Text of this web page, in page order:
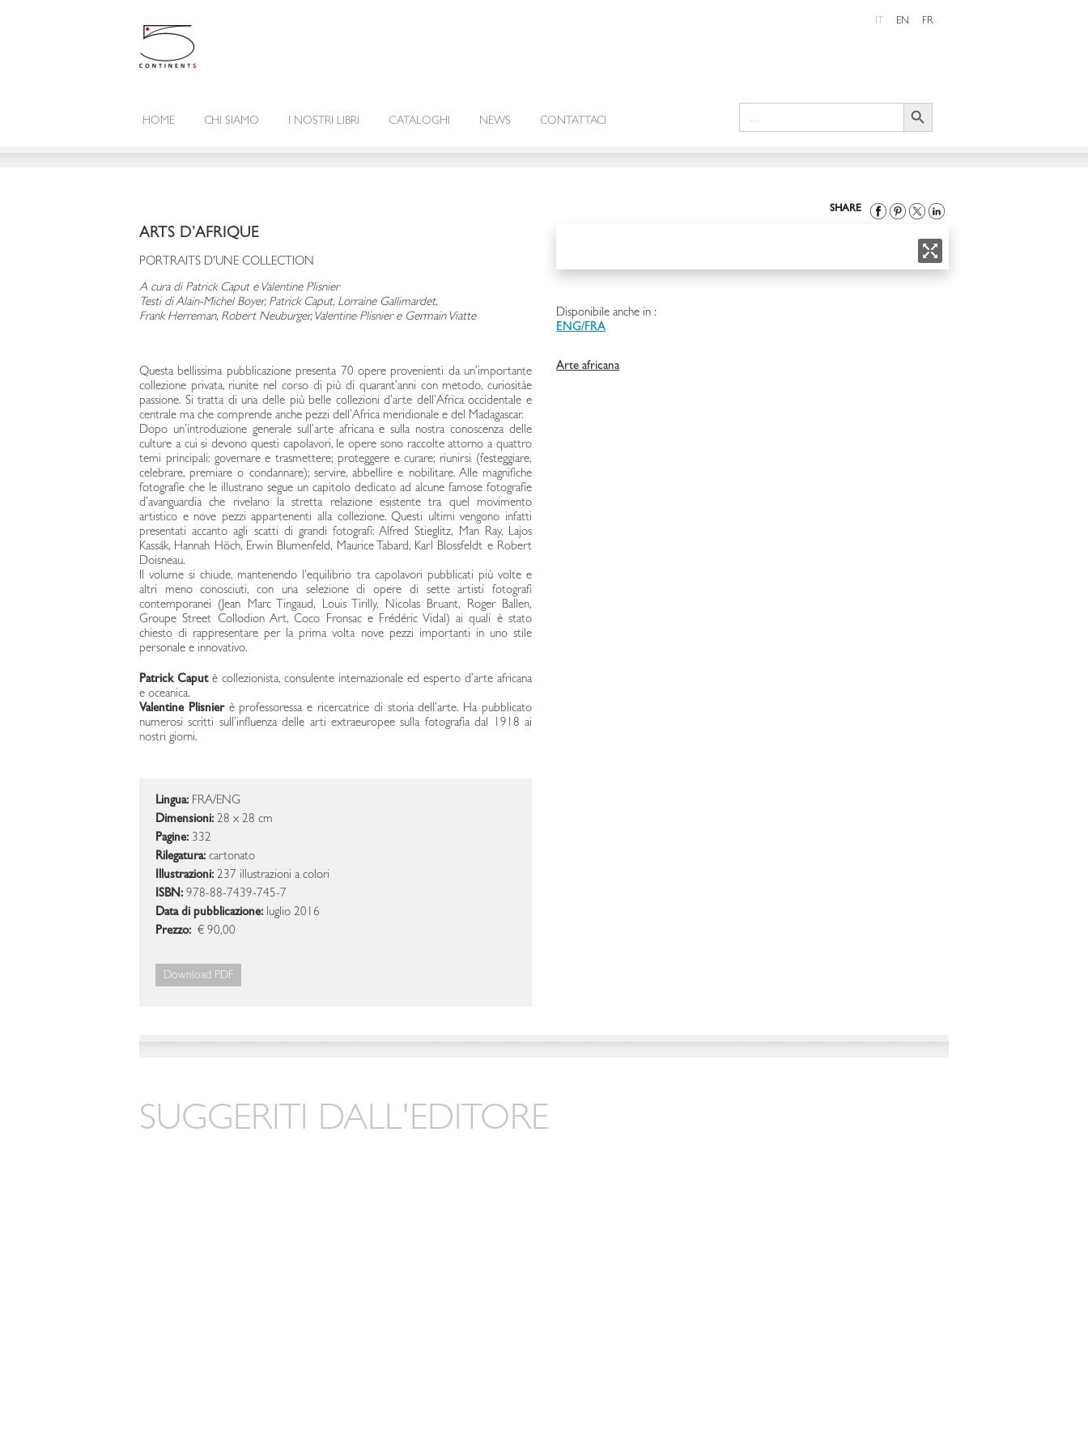
IT EN FR
HOME CHI SIAMO I NOSTRI LIBRI CATALOGHI NEWS CONTATTACI
Search Button
SHARE
ARTS D’AFRIQUE
PORTRAITS D'UNE COLLECTION
A cura di Patrick Caput e Valentine Plisnier
Testi di Alain-Michel Boyer, Patrick Caput, Lorraine Gallimardet,
Frank Herreman, Robert Neuburger, Valentine Plisnier e Germain Viatte
Questa bellissima pubblicazione presenta 70 opere provenienti da un’importante
collezione privata, riunite nel corso di più di quarant’anni con metodo, curiositàe
passione. Si tratta di una delle più belle collezioni d’arte dell’Africa occidentale e
centrale ma che comprende anche pezzi dell’Africa meridionale e del Madagascar.
Dopo un’introduzione generale sull’arte africana e sulla nostra conoscenza delle
culture a cui si devono questi capolavori, le opere sono raccolte attorno a quattro
temi principali: governare e trasmettere; proteggere e curare; riunirsi (festeggiare,
celebrare, premiare o condannare); servire, abbellire e nobilitare. Alle magnifiche
fotografie che le illustrano segue un capitolo dedicato ad alcune famose fotografie
d’avanguardia che rivelano la stretta relazione esistente tra quel movimento
artistico e nove pezzi appartenenti alla collezione. Questi ultimi vengono infatti
presentati accanto agli scatti di grandi fotografi: Alfred Stieglitz, Man Ray, Lajos
Kassák, Hannah Höch, Erwin Blumenfeld, Maurice Tabard, Karl Blossfeldt e Robert
Doisneau.
Il volume si chiude, mantenendo l’equilibrio tra capolavori pubblicati più volte e
altri meno conosciuti, con una selezione di opere di sette artisti fotografi
contemporanei (Jean Marc Tingaud, Louis Tirilly, Nicolas Bruant, Roger Ballen,
Groupe Street Collodion Art, Coco Fronsac e Frédéric Vidal) ai quali è stato
chiesto di rappresentare per la prima volta nove pezzi importanti in uno stile
personale e innovativo.
Patrick Caputè collezionista, consulente internazionale ed esperto d’arte africana
e oceanica.
Valentine Plisnierè professoressa e ricercatrice di storia dell’arte. Ha pubblicato
numerosi scritti sull’influenza delle arti extraeuropee sulla fotografia dal 1918 ai
nostri giorni.
Lingua: FRA/ENG
Dimensioni: 28 x 28 cm
Pagine: 332
Rilegatura: cartonato
Illustrazioni: 237 illustrazioni a colori
ISBN: 978-88-7439-745-7
Data di pubblicazione: luglio 2016
Prezzo: € 90,00
Download PDF
Disponibile anche in :
ENG/FRA
Arte africana
SUGGERITI DALL'EDITORE